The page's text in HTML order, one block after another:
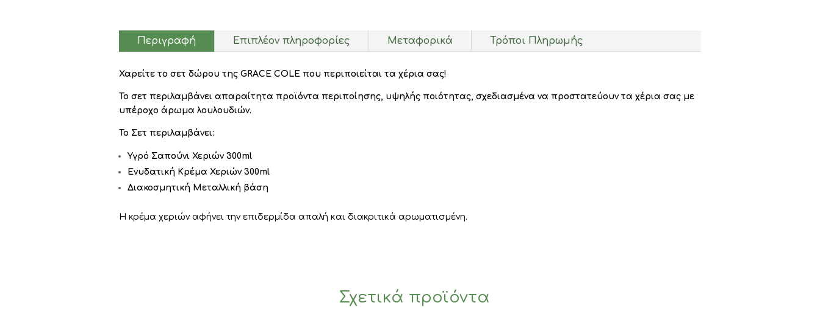
Set
600ml
Περιγραφή Επιπλέον πληροφορίες Μεταφορικά Τρόποι Πληρωμής
Χαρείτε το σετ δώρου της GRACE COLE που περιποιείται τα χέρια σας!
Το σετ περιλαμβάνει απαραίτητα προϊόντα περιποίησης, υψηλής ποιότητας, σχεδιασμένα να προστατεύουν τα χέρια σας με
υπέροχο άρωμα λουλουδιών.
Το Σετ περιλαμβάνει:
Υγρό Σαπούνι Χεριών 300ml
Ενυδατική Κρέμα Χεριών 300ml
Διακοσμητική Μεταλλική βάση
Η κρέμα χεριών αφήνει την επιδερμίδα απαλή και διακριτικά αρωματισμένη.
Σχετικά προϊόντα